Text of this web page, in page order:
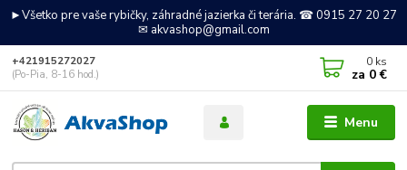
►Všetko pre vaše rybičky, záhradné jazierka či terária. ☎ 0915 27 20 27
✉ akvashop@gmail.com
Menu
+421915272027
(Po-Pia, 8-16 hod.)
0 ks
za 0 €